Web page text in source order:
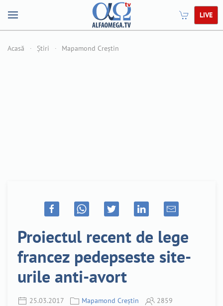
LIVE
Acasă Știri Mapamond Creștin
Proiectul recent de lege
francez pedepseste site-
urile anti-avort
25.03.2017 Mapamond Creștin 2859